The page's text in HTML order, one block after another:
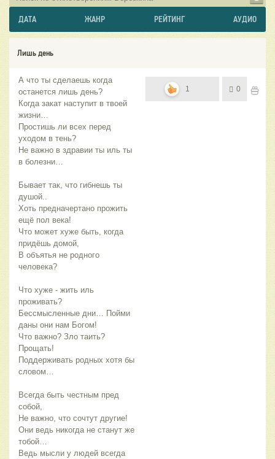
ДАТА ЖАНР РЕЙТИНГ АУДИО
Лишь день
А что ты сделаешь когда
останется лишь день?
Когда закат наступит в твоей
жизни…
Простишь ли всех перед
уходом в тень?
Не важно в здравии ты иль ты
в болезни…
Бывает так, что гибнешь ты
душой..
Хоть предначертано прожить
ещё пол века!
Что может хуже быть, когда
придёшь домой,
В объятья не родного
человека?
Что хуже - жить иль
проживать?
Бессмысленные дни… Пойми
даны они нам Богом!
Что важно? Зло таить?
Прощать!
Поддерживать родных хотя бы
словом…
Всегда быть честным пред
собой,
Не важно, что сочтут другие!
Они ведь никогда не станут же
тобой…
Ведь мысли у людей всегда
1 0